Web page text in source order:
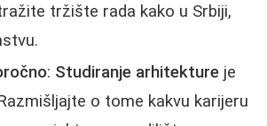
tržište rada kako u Srbiji,
: Studiranje arhitekture je
o tome kakvu karijeru